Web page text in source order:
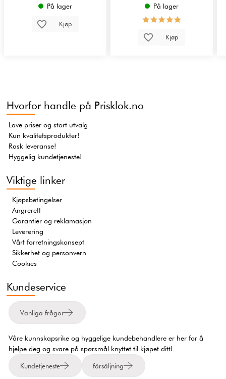
På lager
Kjøp
På lager
Kjøp
Hvorfor handle på Prisklok.no
Lave priser og stort utvalg
Kun kvalitetsprodukter!
Rask leveranse!
Hyggelig kundetjeneste!
Viktige linker
Kjøpsbetingelser
Angrerett
Garantier og reklamasjon
Leverering
Vårt forretningskonsept
Sikkerhet og personvern
Cookies
Kundeservice
Vanliga frågor
Våre kunnskapsrike og hyggelige kundebehandlere er her for å
hjelpe deg og svare på spørsmål knyttet til kjøpet ditt!
Kundetjeneste försäljning